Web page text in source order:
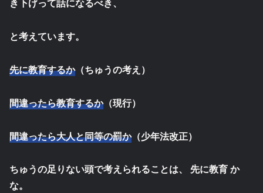
き下げって話になるべき、
と考えています。
先に教育するか（ちゅうの考え）
間違ったら教育するか（現行）
間違ったら大人と同等の罰か（少年法改正）
ちゅうの足りない頭で考えられることは、 先に教育 か
な。